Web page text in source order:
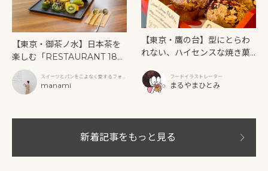
【東京・御茶ノ水】日本茶を
楽しむ「RESTAURANT 189
9 OCHANOMIZU」の抹茶ア
フタヌーンティーと新作クリ
ームソーダ
スイーツとパンをこよなく愛するフォト
グラファー
manami
【東京・鷹の台】型にとらわ
れない、ハイセンスな焼き菓
フードイラストレーター
まるやまひとみ
新着記事をもっと見る